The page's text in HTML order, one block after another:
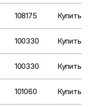
108175 Купить
100330 Купить
100330 Купить
101060 Купить